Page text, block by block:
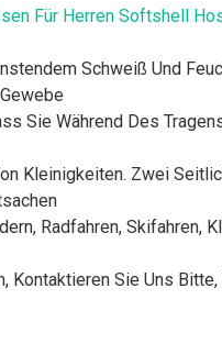
Für Herren Softshell
Schweiß Und
Sie Während Des
Kleinigkeiten. Zwei
Radfahren, Skifahren,
Sie Uns